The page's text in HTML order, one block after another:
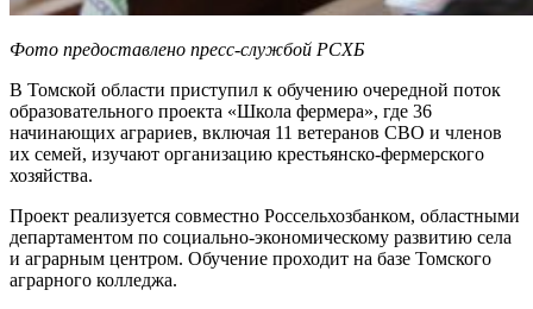
Фото предоставлено пресс-службой РСХБ
В Томской области приступил к обучению очередной поток
образовательного проекта «Школа фермера», где 36
начинающих аграриев, включая 11 ветеранов СВО и членов
их семей, изучают организацию крестьянско-фермерского
хозяйства.
Проект реализуется совместно Россельхозбанком, областными
департаментом по социально-экономическому развитию села
и аграрным центром. Обучение проходит на базе Томского
аграрного колледжа.